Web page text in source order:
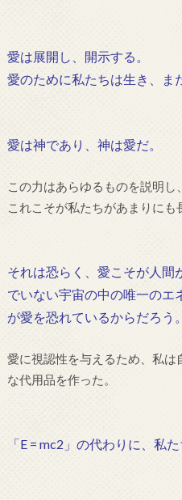
愛は展開し、開示する。
愛のために私たちは生き、ま
愛は神であり、神は愛だ。
この力はあらゆるものを説明し
これこそが私たちがあまりにも
それは恐らく、愛こそが人間
でいない宇宙の中の唯一のエ
が愛を恐れているからだろう。
愛に視認性を与えるため、私
な代用品を作った。
「E = mc2」の代わりに、私